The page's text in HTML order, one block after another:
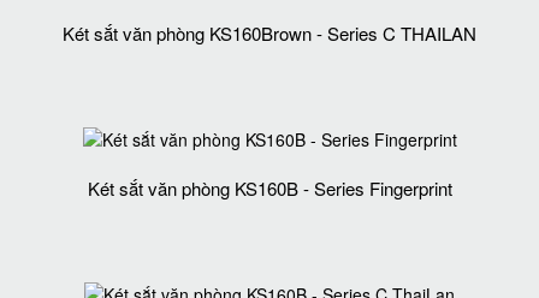
Két sắt văn phòng KS160Brown - Series C THAILAN
Két sắt văn phòng KS160B - Series Fingerprint